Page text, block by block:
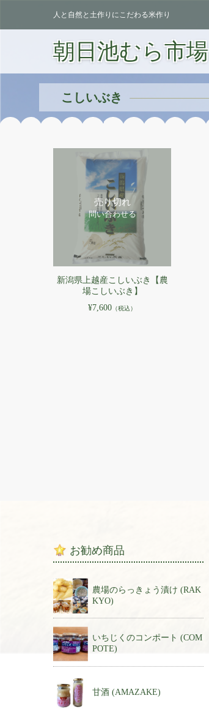
朝日池むら市場
人と自然と土作りにこだわる米作り
こしいぶき
売り切れ
問い合わせる
新潟県上越産こしいぶき【農
場こしいぶき】
¥7,600 （税込）
お勧め商品
農場のらっきょう漬け (RAK
KYO)
いちじくのコンポート (COM
POTE)
甘酒 (AMAZAKE)